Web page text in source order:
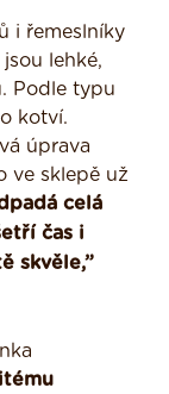
i řemeslníky
lehké,
Podle typu
kotví.
úprava
ve sklepě už
celá
čas i
skvěle,”